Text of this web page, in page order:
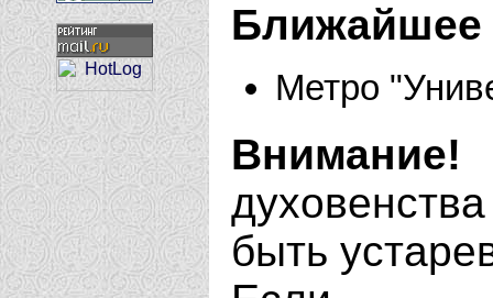
Ближайшее
Метро
Внимание!
быть